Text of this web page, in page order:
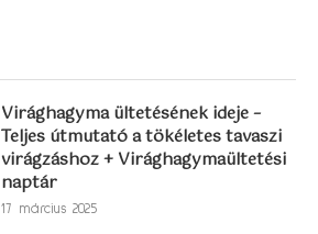
Virághagyma ültetésének ideje –
Teljes útmutató a tökéletes tavaszi
virágzáshoz + Virághagymaültetési
naptár
17 március 2025